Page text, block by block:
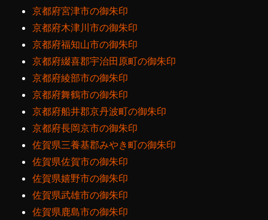
京都府宮津市の御朱印
京都府木津川市の御朱印
京都府福知山市の御朱印
京都府綴喜郡宇治田原町の御朱印
京都府綾部市の御朱印
京都府舞鶴市の御朱印
京都府船井郡京丹波町の御朱印
京都府長岡京市の御朱印
佐賀県三養基郡みやき町の御朱印
佐賀県佐賀市の御朱印
佐賀県嬉野市の御朱印
佐賀県武雄市の御朱印
佐賀県鹿島市の御朱印